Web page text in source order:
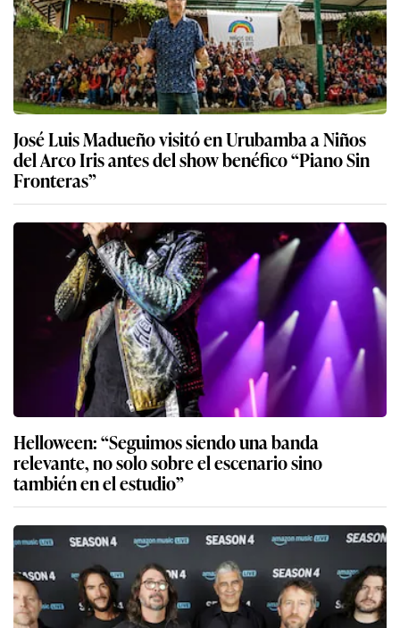
José Luis Madueño visitó en Urubamba a Niños
del Arco Iris antes del show benéfico “Piano Sin
Fronteras”
Helloween: “Seguimos siendo una banda
relevante, no solo sobre el escenario sino
también en el estudio”